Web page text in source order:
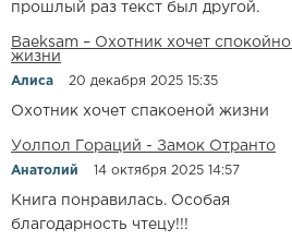
прошлый раз текст был другой.
Baeksam – Охотник хочет
жизни
Алиса 20 декабря 2025 15:35
Охотник хочет спакоеной жизни
Уолпол Гораций - Замок Отранто
Анатолий 14 октября 2025 14:57
Книга понравилась. Особая
благодарность чтецу!!!